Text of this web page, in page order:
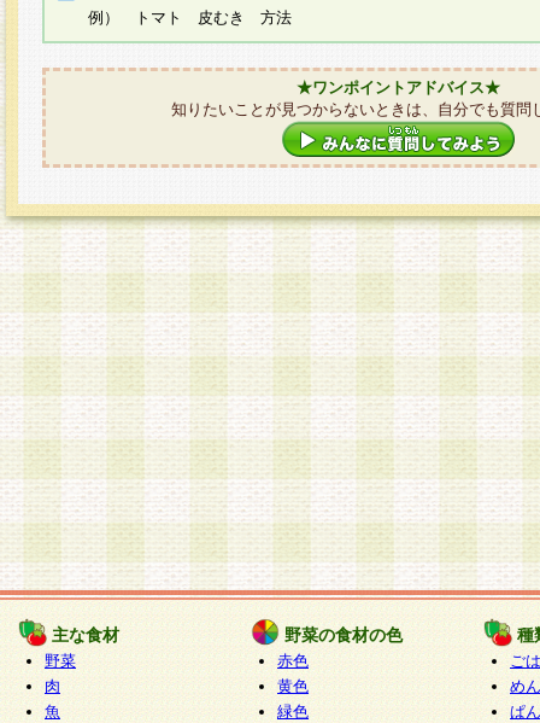
例） トマト 皮むき 方法
★ワンポイントアドバイス★
知りたいことが見つからないときは、自分でも質問
主な食材
野菜
肉
魚
野菜の食材の色
赤色
黄色
緑色
種
ご
めん
ぱん